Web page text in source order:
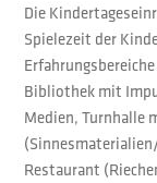
Die
Spielezeit der
Bibliothek mit
Medien, Turnhalle
Restaurant